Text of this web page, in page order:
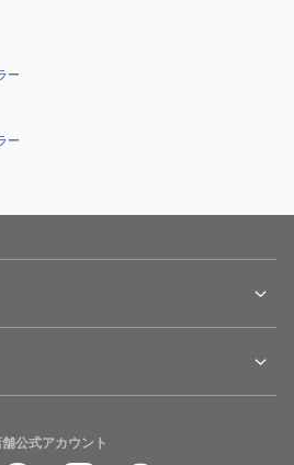
ー
ー
舗公式アカウント